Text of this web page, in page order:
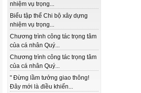
nhiệm vụ trọng...
Biểu tập thể Chi bộ xây dựng
nhiệm vụ trọng...
Chương trình công tác trọng tâm
của cá nhân Quý...
Chương trình công tác trọng tâm
của cá nhân Quý...
" Đừng lầm tưởng giao thông!
Đây mới là điều khiến...